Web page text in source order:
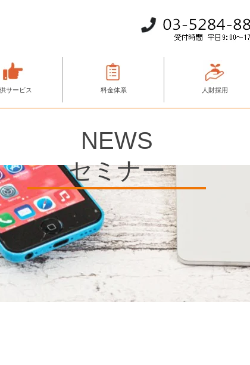
サービス 料金体系 人財採用
NEWS
セミナー